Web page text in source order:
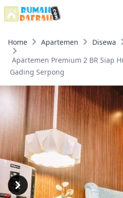
Home Apartemen Disewa
Apartemen Premium 2 BR Siap
Gading Serpong
Previous
Next